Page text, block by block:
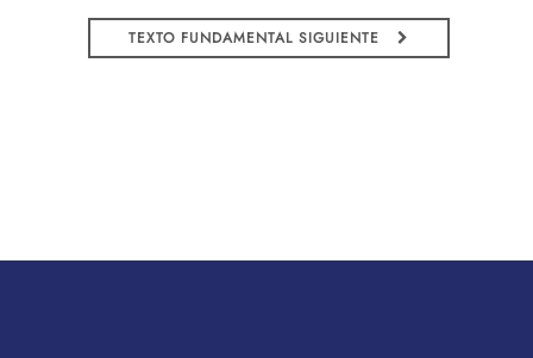
TEXTO FUNDAMENTAL SIGUIENTE